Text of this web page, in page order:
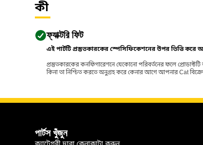
কী
ফ্যাক্টরি ফিট
এই পার্টটি প্রস্তুতকারকের স্পেসিফিকেশনের উপর ভিত্তি
প্রস্তুতকারকের কনফিগারেশনে যেকোনো পরিবর্তনের ফলে
কিনা তা নিশ্চিত করতে অনুগ্রহ করে কেনার আগে আপনার Cat
পার্টস খুঁজুন